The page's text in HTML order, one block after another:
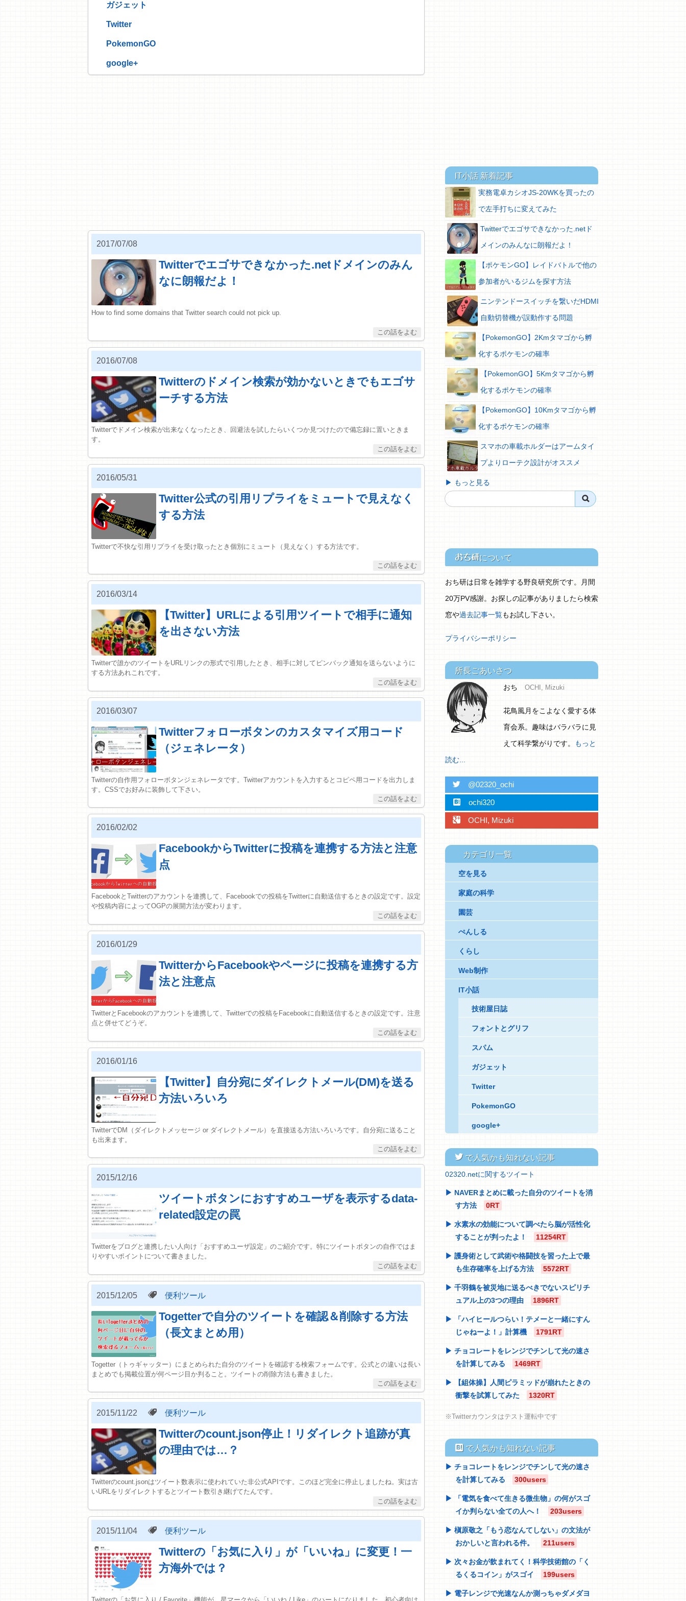
ガジェット
Twitter
PokemonGO
google+
2017/07/08
Twitterでエゴサできなかった.netドメインのみん
なに朗報だよ！
How to find some domains that Twitter search could not pick up.
2016/07/08
Twitterのドメイン検索が効かないときでもエゴサ
ーチする方法
Twitterでドメイン検索が出来なくなったとき、回避法を試したらいくつか見つけたので備忘録に置いときま
す。
2016/05/31
Twitter公式の引用リプライをミュートで見えなく
する方法
Twitterで不快な引用リプライを受け取ったとき個別にミュート（見えなく）する方法です。
2016/03/14
【Twitter】URLによる引用ツイートで相手に通知
を出さない方法
Twitterで誰かのツイートをURLリンクの形式で引用したとき、相手に対してピンバック通知を送らないように
する方法あれこれです。
2016/03/07
Twitterフォローボタンのカスタマイズ用コード
（ジェネレータ）
Twitterの自作用フォローボタンジェネレータです。Twitterアカウントを入力するとコピペ用コードを出力しま
す。CSSでお好みに装飾して下さい。
2016/02/02
FacebookからTwitterに投稿を連携する方法と注意
点
FacebookとTwitterのアカウントを連携して、Facebookでの投稿をTwitterに自動送信するときの設定です。設定
や投稿内容によってOGPの展開方法が変わります。
2016/01/29
TwitterからFacebookやページに投稿を連携する方
法と注意点
TwitterとFacebookのアカウントを連携して、Twitterでの投稿をFacebookに自動送信するときの設定です。注意
点と併せてどうぞ。
2016/01/16
【Twitter】自分宛にダイレクトメール(DM)を送る
方法いろいろ
TwitterでDM（ダイレクトメッセージ or ダイレクトメール）を直接送る方法いろいろです。自分宛に送ること
も出来ます。
2015/12/16
ツイートボタンにおすすめユーザを表示するdata-
related設定の罠
Twitterをブログと連携したい人向け「おすすめユーザ設定」のご紹介です。特にツイートボタンの自作ではま
りやすいポイントについて書きました。
2015/12/05 便利ツール
Togetterで自分のツイートを確認＆削除する方法
（長文まとめ用）
Togetter（トゥギャッター）にまとめられた自分のツイートを確認する検索フォームです。公式との違いは長い
まとめでも掲載位置が何ページ目か判ること。ツイートの削除方法も書きました。
2015/11/22 便利ツール
Twitterのcount.json停止！リダイレクト追跡が真
の理由では…？
Twitterのcount.jsonはツイート数表示に使われていた非公式APIです。このほど完全に停止しましたね。実は古
いURLをリダイレクトするとツイート数引き継げてたんです。
2015/11/04 便利ツール
Twitterの「お気に入り」が「いいね」に変更！一
方海外では？
IT小話 新着記事
実務電卓カシオJS-20WKを買ったの
で左手打ちに変えてみた
Twitterでエゴサできなかった.netド
メインのみんなに朗報だよ！
【ポケモンGO】レイドバトルで他の
参加者がいるジムを探す方法
ニンテンドースイッチを繋いだHDMI
自動切替機が誤動作する問題
【PokemonGO】2Kmタマゴから孵
化するポケモンの確率
【PokemonGO】5Kmタマゴから孵
化するポケモンの確率
【PokemonGO】10Kmタマゴから孵
化するポケモンの確率
スマホの車載ホルダーはアームタイ
プよりローテク設計がオススメ
▶ もっと見る
おち研について
おち研は日常を雑学する野良研究所です。月間
20万PV感謝。お探しの記事がありましたら検索
窓や過去記事一覧もお試し下さい。
プライバシーポリシー
所長ごあいさつ
おち OCHI, Mizuki
花鳥風月をこよなく愛する体
育会系。趣味はバラバラに見
えて科学繋がりです。
もっと
読む...
twitter @02320_ochi
hatebu ochi320
googleplus OCHI, Mizuki
カテゴリ一覧
空を見る
家庭の科学
園芸
ぺんしる
くらし
Web制作
IT小話
技術屋日誌
フォントとグリフ
スパム
ガジェット
Twitter
PokemonGO
google+
twitterで人気かも知れない記事
02320.netに関するツイート
NAVERまとめに載った自分のツイートを消
す方法
0RT
水素水の効能について調べたら脳が活性化
することが判ったよ！
11254RT
護身術として武術や格闘技を習った上で最
も生存確率を上げる方法
5572RT
千羽鶴を被災地に送るべきでないスピリチ
ュアル上の3つの理由
1896RT
「ハイヒールつらい！テメーと一緒にすん
じゃねーよ！」計算機
1791RT
チョコレートをレンジでチンして光の速さ
を計算してみる
1469RT
【組体操】人間ピラミッドが崩れたときの
衝撃を試算してみた
1320RT
※Twitterカウンタはテスト運転中です
hatebu で人気かも知れない記事
チョコレートをレンジでチンして光の速さ
を計算してみる
300users
「電気を食べて生きる微生物」の何がスゴ
イか判らない全ての人へ！
203users
槇原敬之「もう恋なんてしない」の文法が
おかしいと言われる件。
211users
次々お金が飲まれてく！科学技術館の「く
るくるコイン」がスゴイ
199users
電子レンジで光速なんか測っちゃダメダヨ